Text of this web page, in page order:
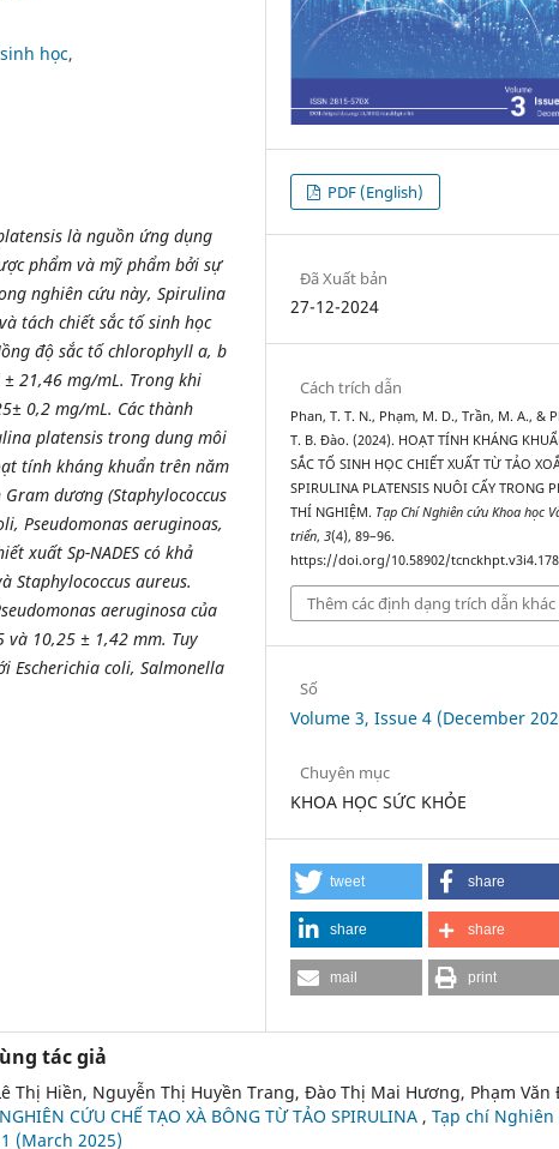
học
là nguồn ứng dụng
phẩm và mỹ phẩm bởi sự
nghiên cứu này, Spirulina
tách chiết sắc tố sinh học
độ sắc tố chlorophyll a, b
21,46 mg/mL. Trong khi
0,2 mg/mL. Các thành
platensis trong dung môi
tính kháng khuẩn trên năm
dương (Staphylococcus
Pseudomonas aeruginoas,
xuất Sp-NADES có khả
Staphylococcus aureus.
aeruginosa của
và 10,25 ± 1,42 mm. Tuy
Escherichia coli, Salmonella
PDF (English)
Đã Xuất bản
27-12-2024
Cách trích dẫn
Phan, T. T. N., Phạm, M. D., Trần, M. A., &
T. B. Đào. (2024). HOẠT TÍNH KHÁNG
SẮC TỐ SINH HỌC CHIẾT XUẤT TỪ TẢO
SPIRULINA PLATENSIS NUÔI CẤY TRONG
THÍ NGHIỆM. Tạp Chí Nghiên cứu Khoa học
triển,3(4), 89–96.
https://doi.org/10.58902/tcnckhpt.v3i4.178
Thêm các định dạng trích dẫn khác
Số
Volume 3, Issue 4 (December
Chuyên mục
KHOA HỌC SỨC KHỎE
tweet share
share share
mail print
tác giả
Thị Hiền, Nguyễn Thị Huyền Trang, Đào Thị Mai Hương, Phạm Văn
NGHIÊN CỨU CHẾ TẠO XÀ BÔNG TỪ TẢO SPIRULINA , Tạp chí Nghiên
(March 2025)